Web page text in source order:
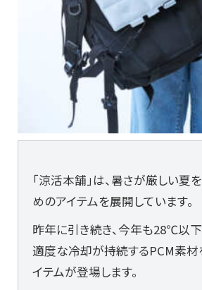
「涼活本舗」は、暑さが厳しい夏
めのアイテムを展開しています。
昨年に引き続き、今年も28℃以下
適度な冷却が持続するPCM素材
イテムが登場します。